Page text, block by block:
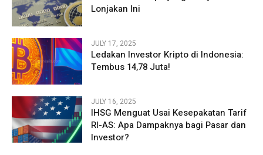
Lonjakan Ini
JULY 17, 2025
Ledakan Investor Kripto di Indonesia:
Tembus 14,78 Juta!
JULY 16, 2025
IHSG Menguat Usai Kesepakatan Tarif
RI-AS: Apa Dampaknya bagi Pasar dan
Investor?